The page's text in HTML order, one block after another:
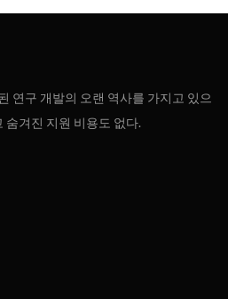
연구 개발의 오랜 역사를 가지고 있으
숨겨진 지원 비용도 없다.